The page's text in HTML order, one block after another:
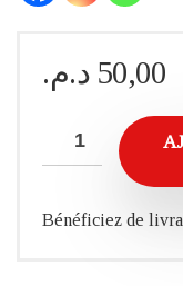
50,00 د.م.
Bénéficiez de